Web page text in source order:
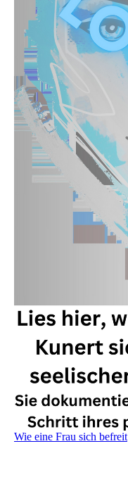
Wie eine Frau sich befreit